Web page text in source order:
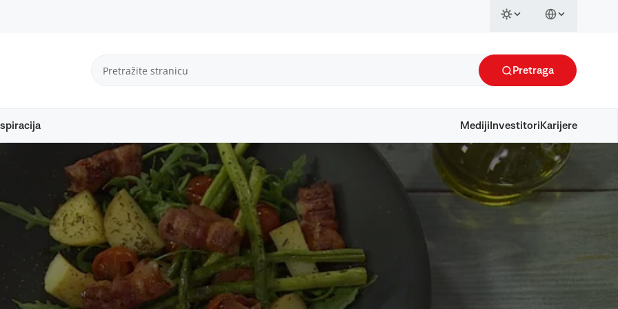
Pretraga
Mediji Investitori Karijere